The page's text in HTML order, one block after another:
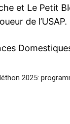
et Le Petit
de l’USAP.
2025: